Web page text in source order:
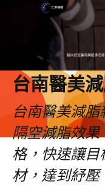
台南醫美
台南醫美減
隔空減脂效果
格，快速讓目
材，達到紓